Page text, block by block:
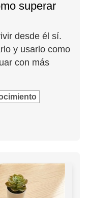
superar
desde él sí.
y usarlo como
con más